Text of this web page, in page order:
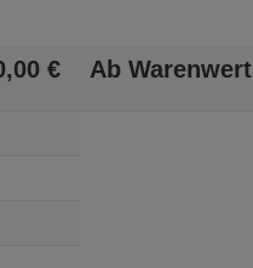
00 € Ab Warenwert